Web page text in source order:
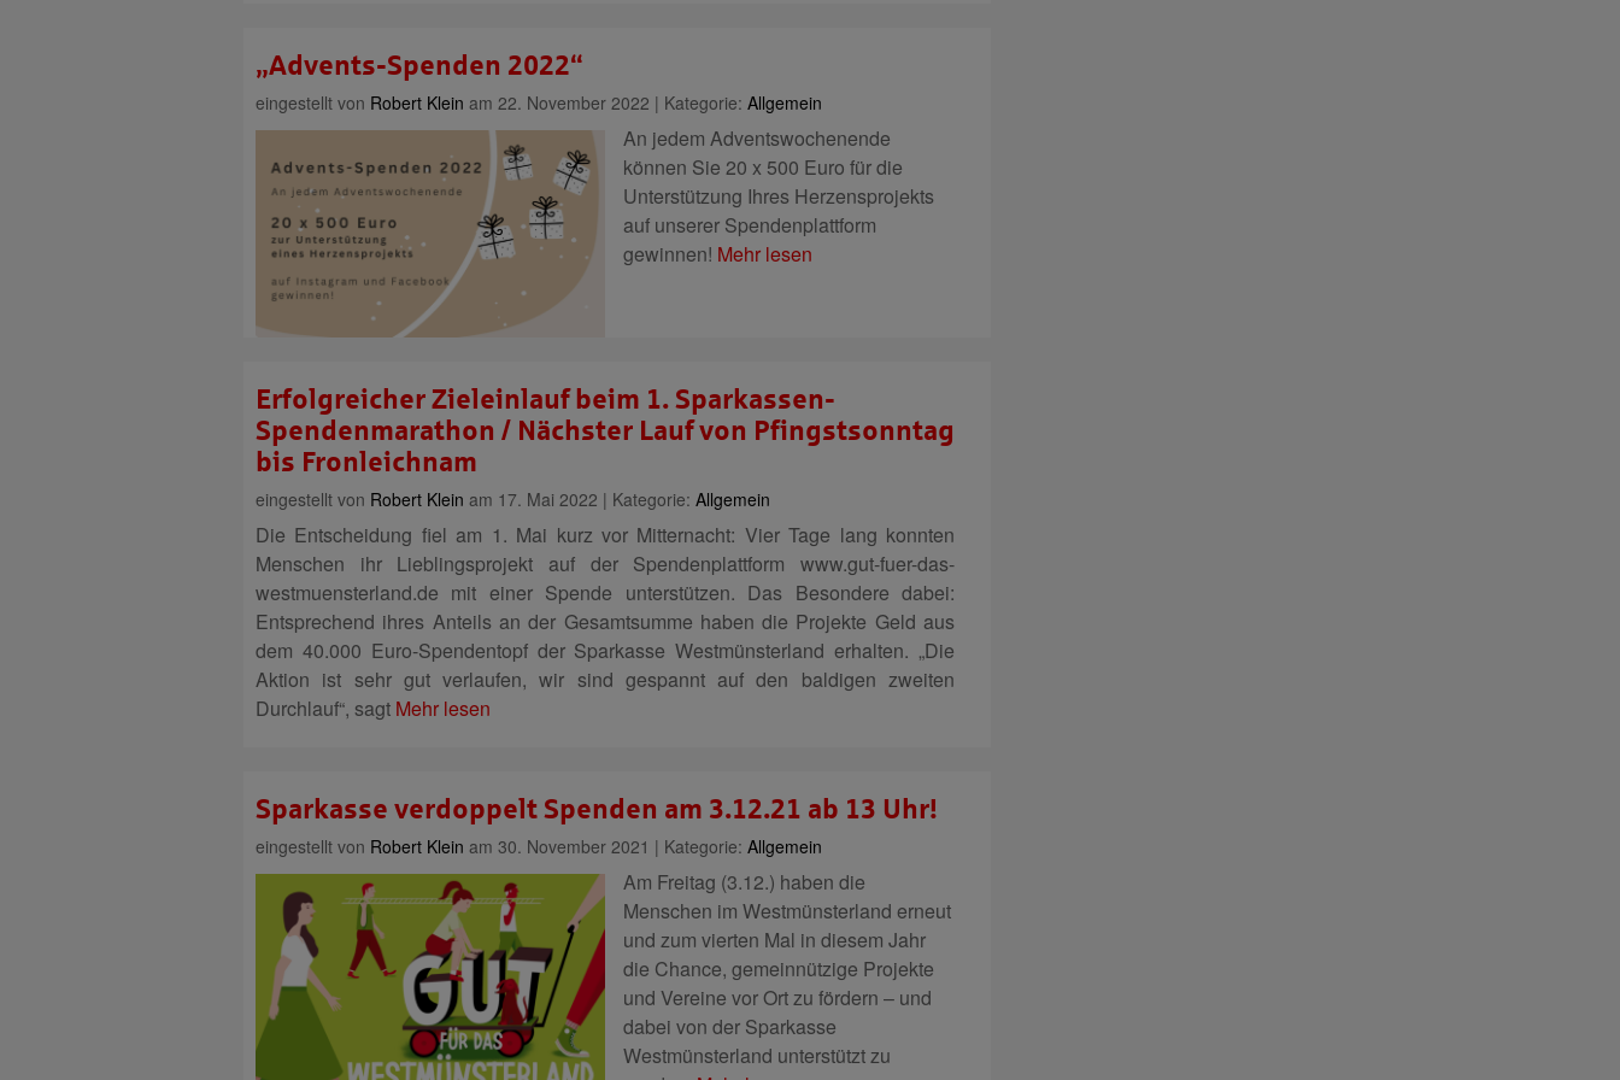
„Advents-Spenden 2022“
eingestellt von Robert Klein am 22. November 2022 | Kategorie: Allgemein
An jedem Adventswochenende
können Sie 20 x 500 Euro für die
Unterstützung Ihres Herzensprojekts
auf unserer Spendenplattform
gewinnen! Mehr lesen
Erfolgreicher Zieleinlauf beim 1. Sparkassen-
Spendenmarathon / Nächster Lauf von Pfingstsonntag
bis Fronleichnam
eingestellt von Robert Klein am 17. Mai 2022 | Kategorie: Allgemein
Die Entscheidung fiel am 1. Mai kurz vor Mitternacht: Vier Tage lang konnten
Menschen ihr Lieblingsprojekt auf der Spendenplattform www.gut-fuer-das-
westmuensterland.de mit einer Spende unterstützen. Das Besondere dabei:
Entsprechend ihres Anteils an der Gesamtsumme haben die Projekte Geld aus
dem 40.000 Euro-Spendentopf der Sparkasse Westmünsterland erhalten. „Die
Aktion ist sehr gut verlaufen, wir sind gespannt auf den baldigen zweiten
Durchlauf“, sagt Mehr lesen
Sparkasse verdoppelt Spenden am 3.12.21 ab 13 Uhr!
eingestellt von Robert Klein am 30. November 2021 | Kategorie: Allgemein
Am Freitag (3.12.) haben die
Menschen im Westmünsterland erneut
und zum vierten Mal in diesem Jahr
die Chance, gemeinnützige Projekte
und Vereine vor Ort zu fördern – und
dabei von der Sparkasse
Westmünsterland unterstützt zu